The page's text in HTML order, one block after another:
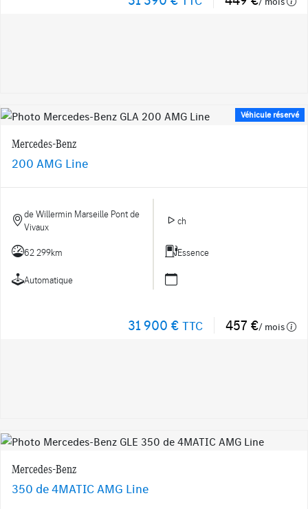
Véhicule réservé
Mercedes-Benz
200 AMG Line
de Willermin Marseille Pont de
Vivaux
ch
62 299km Essence
Automatique
31 900 € TTC 457 €/ mois
Mercedes-Benz
350 de 4MATIC AMG Line